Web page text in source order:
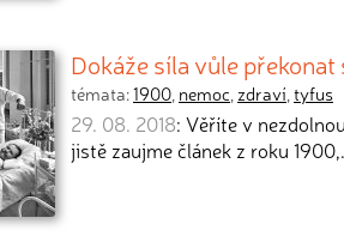
Dokáže síla vůle
témata:1900, nemoc, zdraví,tyfus
29. 08. 2018: Věříte v
jistě zaujme článek z roku